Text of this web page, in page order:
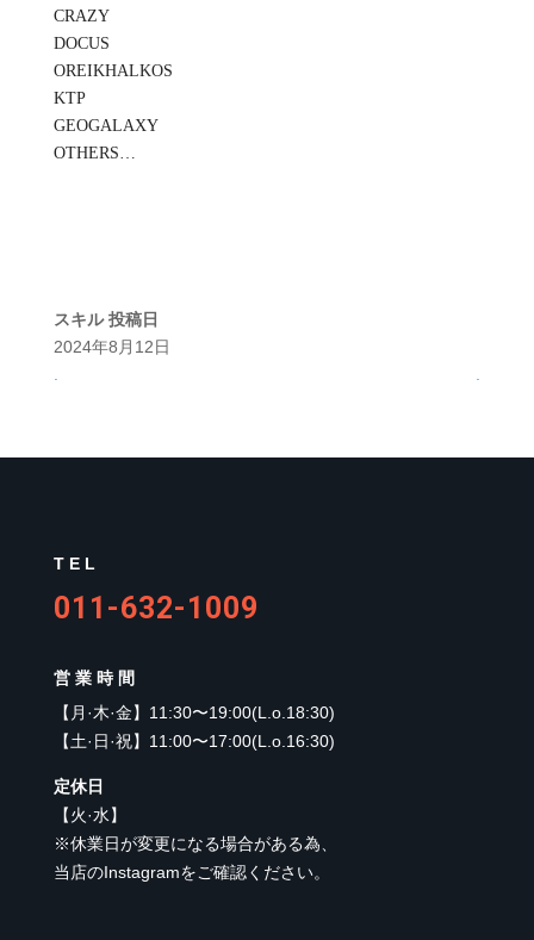
CRAZY
DOCUS
OREIKHALKOS
KTP
GEOGALAXY
OTHERS…
スキル 投稿日
2024年8月12日
TEL
011-632-1009
営業時間
【 月·木·金】 11:30〜19:00(L.o.18:30)
【土·日·祝】 11:00〜17:00(L.o.16:30)
定休日
【火·水】
※休業日が変更になる場合がある為、
当店のInstagramをご確認ください。